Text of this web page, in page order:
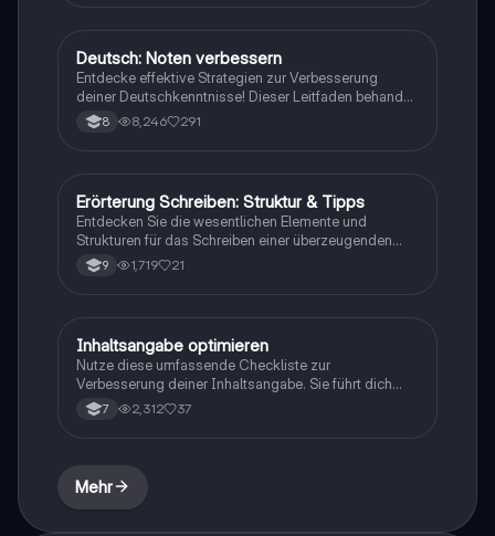
Deutsch
Deutsch: Noten verbessern
Entdecke effektive Strategien zur Verbesserung
deiner Deutschkenntnisse! Dieser Leitfaden behandelt
wichtige Aspekte wie Schreibkompetenz, Analyse-
Strukturen, Grammatik und den Einsatz rhetorischer
8 8,246 291
Deutsch
Erörterung Schreiben: Struktur & Tipps
Entdecken Sie die wesentlichen Elemente und
Strukturen für das Schreiben einer überzeugenden
Erörterung. Dieser Leitfaden umfasst die formale
Gliederung, die Argumentationsstruktur, sowie Tipps
9 1,719 21
Deutsch
Inhaltsangabe optimieren
Nutze diese umfassende Checkliste zur
Verbesserung deiner Inhaltsangabe. Sie führt dich
Schritt für Schritt durch die wichtigsten Elemente wie
Einleitung, Hauptteil und Korrekturlesen. Ideal für
7 2,312 37
Mehr